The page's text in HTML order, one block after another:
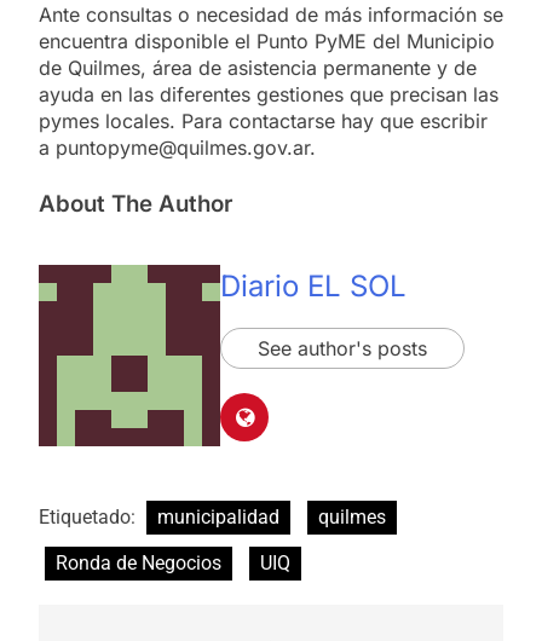
Ante consultas o necesidad de más información se
encuentra disponible el Punto PyME del Municipio
de Quilmes, área de asistencia permanente y de
ayuda en las diferentes gestiones que precisan las
pymes locales. Para contactarse hay que escribir
a puntopyme@quilmes.gov.ar.
About The Author
Diario EL SOL
See author's posts
Etiquetado: municipalidad
quilmes
Ronda de Negocios
UIQ